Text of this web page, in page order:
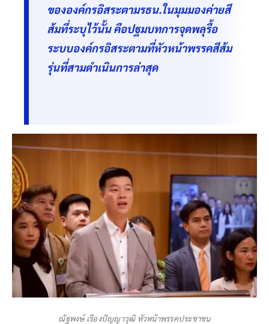
ขององค์กรอิสระตามรธน.ในมุมมองค่ายสี
ส้มทึ่ระบุไว้นั้น คือปฐมบทการจุดพลุรื้อ
ระบบองค์กรอิสระตามที่หัวหน้าพรรคสีส้ม
รุ่นที่สามดำเนินการล่าสุด
ณัฐพงษ์ เรืองปัญญาวุฒิ หัวหน้าพรรคประชาชน